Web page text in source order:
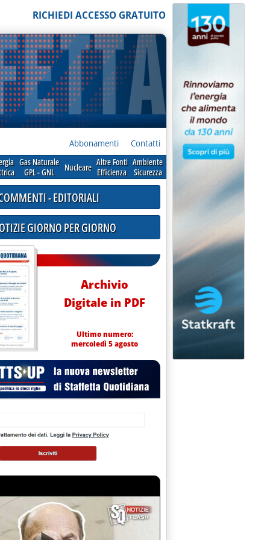
RICHIEDI ACCESSO GRATUITO
Abbonamenti Contatti
Gas Naturale
GPL - GNL
Nucleare Altre Fonti
Efficienza
Ambiente
Sicurezza
- EDITORIALI
GIORNO PER GIORNO
Archivio
Digitale in PDF
Ultimo numero:
mercoledì 5 agosto